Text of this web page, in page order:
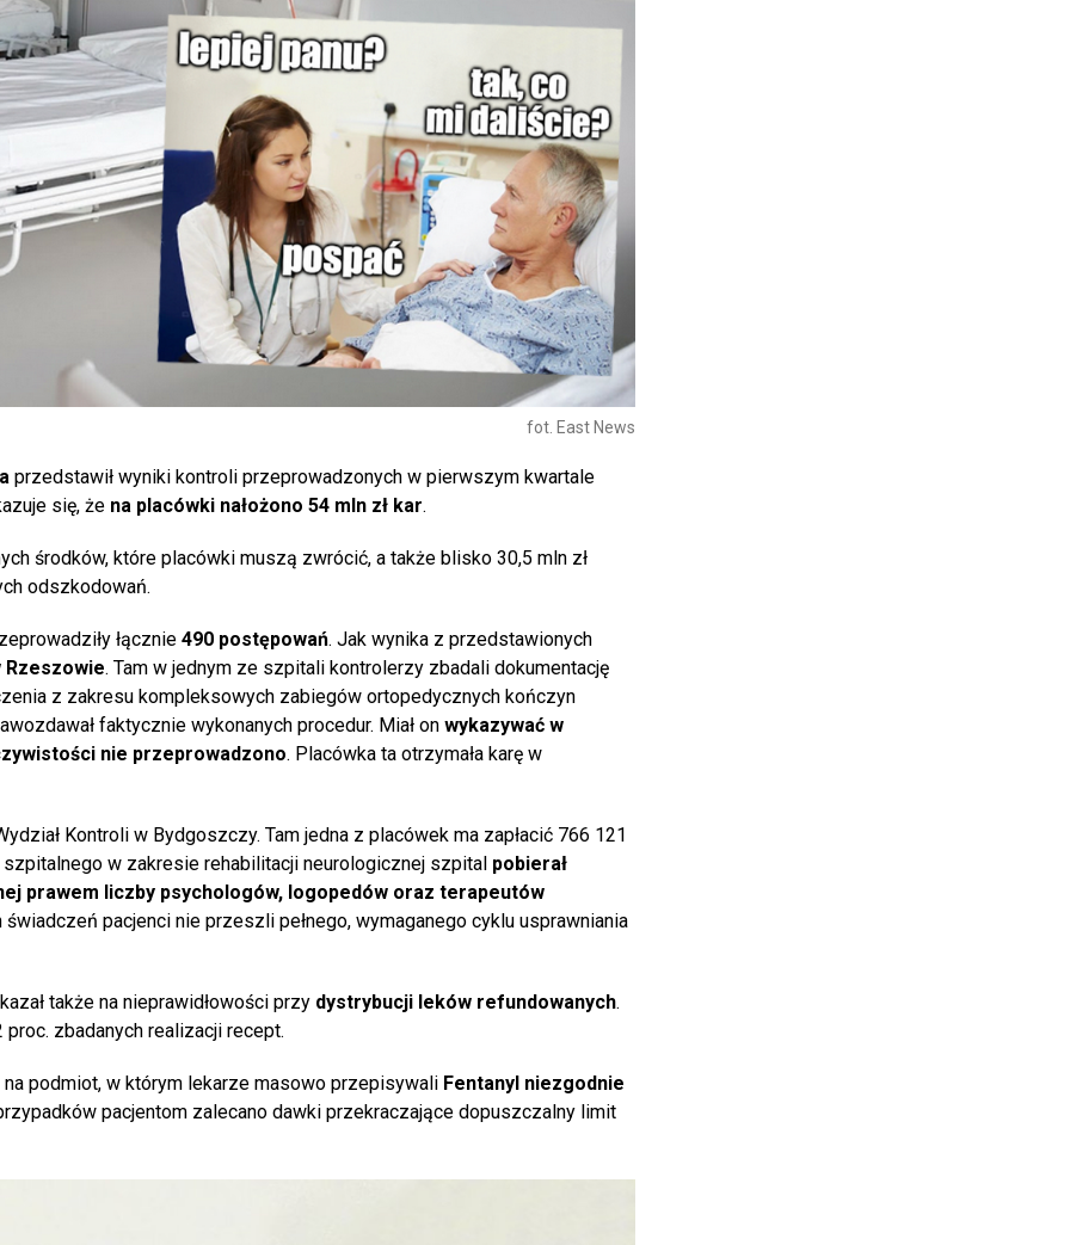
fot. East News
przedstawił wyniki kontroli przeprowadzonych w pierwszym kwartale
się, że na placówki nałożono 54 mln zł kar.
środków, które placówki muszą zwrócić, a także blisko 30,5 mln zł
odszkodowań.
łącznie 490 postępowań. Jak wynika z przedstawionych
Rzeszowie. Tam w jednym ze szpitali kontrolerzy zbadali dokumentację
z zakresu kompleksowych zabiegów ortopedycznych kończyn
faktycznie wykonanych procedur. Miał on wykazywać w
nie przeprowadzono. Placówka ta otrzymała karę w
Kontroli w Bydgoszczy. Tam jedna z placówek ma zapłacić 766 121
szpitalnego w zakresie rehabilitacji neurologicznej szpital pobierał
prawem liczby psychologów, logopedów oraz terapeutów
świadczeń pacjenci nie przeszli pełnego, wymaganego cyklu usprawniania
także na nieprawidłowości przy dystrybucji leków refundowanych.
zbadanych realizacji recept.
na podmiot, w którym lekarze masowo przepisywali Fentanyl niezgodnie
pacjentom zalecano dawki przekraczające dopuszczalny limit